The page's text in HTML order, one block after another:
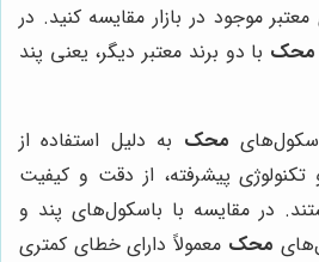
معتبر موجود در بازار مقایسه کنید. در
محک با دو برند معتبر دیگر، یعنی پند
محک به دلیل استفاده از
پیشرفته، از دقت و کیفیت
در مقایسه با باسکول‌های پند و
محک معمولاً دارای خطای کمتری